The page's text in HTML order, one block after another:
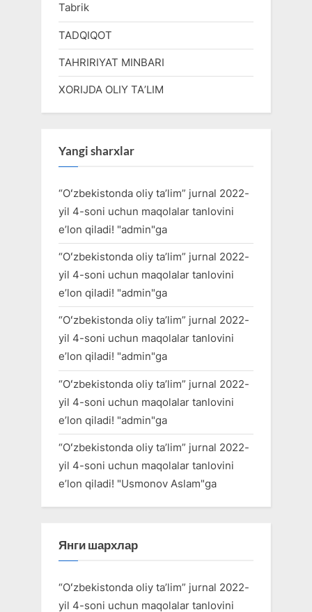
Tabrik
TADQIQOT
TAHRIRIYAT MINBARI
XORIJDA OLIY TAʼLIM
Yangi sharxlar
“Oʻzbekistonda oliy taʼlim” jurnal 2022-
yil 4-soni uchun maqolalar tanlovini
eʼlon qiladi! "admin"ga
“Oʻzbekistonda oliy taʼlim” jurnal 2022-
yil 4-soni uchun maqolalar tanlovini
eʼlon qiladi! "admin"ga
“Oʻzbekistonda oliy taʼlim” jurnal 2022-
yil 4-soni uchun maqolalar tanlovini
eʼlon qiladi! "admin"ga
“Oʻzbekistonda oliy taʼlim” jurnal 2022-
yil 4-soni uchun maqolalar tanlovini
eʼlon qiladi! "admin"ga
“Oʻzbekistonda oliy taʼlim” jurnal 2022-
yil 4-soni uchun maqolalar tanlovini
eʼlon qiladi! "Usmonov Aslam"ga
Янги шархлар
“Oʻzbekistonda oliy taʼlim” jurnal 2022-
yil 4-soni uchun maqolalar tanlovini